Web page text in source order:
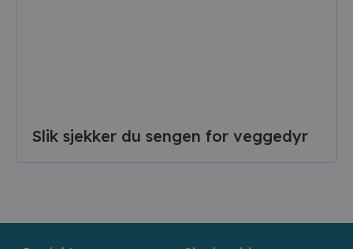
Slik sjekker du sengen for veggedyr